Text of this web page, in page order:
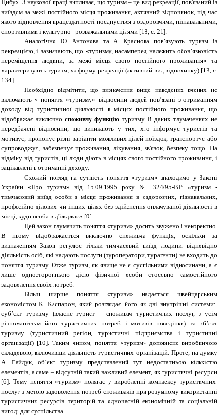
Цибух. З наукової праці випливає, що туризм – це вид рекреації, пов'язаний із
виїздом за межі постійного місця проживання, активний відпочинок, під час
якого відновлення працездатності поєднується з оздоровчими, пізнавальними,
спортивними і культурно - розважальними цілями [1 8, с. 21 ]
Аналогічно Ю. Антонова та А. Краснова пов’язують туризм із
рекреацією, і зазначають, що «туризму, насамперед належить обов’язковість
переміщення людини, за межі місця свого постійного проживання» та
характеризують туризм, як форму рекреації (активний вид відпочинку) [13, с.
134]
Необхідно відмітити, що визначення вище наведених вчених не
включають у поняття «туризму» відносини людей пов’язані з отриманням
доходу від туристичної діяльності в місцях постійного проживання, що
відображає виключно споживчу функціютуризму. В даних тлумаченнях не
передбачені відносини, що виникають у тих, хто інформує туристів та
мотивує, пропонує різні варіанти можливих цілей поїздок, транспортує або
супроводжує, забезпечує проживання, лікування, зв'язок, безпеку тощо. На
відміну від туристів, ці люди діють в місцях свого постійного проживання, і
зацікавлені в отриманні доходу.
Схожий погляд на сутність поняття «туризм» знаходимо у Законі
України «Про туризм» від 15.09.1995 року № 324/95-ВР: «туризм -
тимчасовий виїзд особи з місця проживання в оздоровчих, пізнавальних,
професійно-ділових чи інших цілях без здійснення оплачуваної діяльності в
місці, куди особа від'їжджає» [9].
Цей закон тлумачить поняття «туризм» досить звужено і некоректно.
В ньому відображається виключно споживча функція, оскільки за
визначенням Закон регулює тільки тимчасовий виїзд людини, відповідно
діяльність осіб, які надають послуги (туроператори, турагенти) не входить до
поняття туризму. Отже туризм, як явище не є суспільними відносинами, а є
лише односторонньою дією фізичної особи стосовно самостійного
задоволення своїх потреб.
Більш ширше поняття «туризм» надається швейцарським
економістом К. Каспаром, який розглядає його як дві внутрішні системи:
суб’єкт туризму (власне турист – споживач туристичних послуг, з усім
різноманіттям його туристичних потреб і мотивів поведінки) та об’єкт
туризму (туристичний регіон, туристичні підприємства і туристичні
організації) [1 0]. Таким чином, поняття «туризм» доповнене виробничою
складовою, включивши діяльність туристичних організацій. Проте, на думку
А. Гайдук, об’єкт туризму представлений тут недостатньою кількістю
елементів, а саме – відсутній такий важливий елемент, як туристичні ресурси
[6] . Тому поняття «туризм» полягає у виробленні комплексу туристичних
послуг з метою задоволення потреб споживачів при розумному використанні
туристичних ресурсів територій та одночасній економічній та соціальній
вигоді для суспільства.